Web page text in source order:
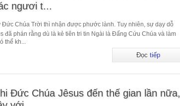
ngươi t...
Đức Chúa Trời thì nhận được phước lành. Tuy nhiên, sự dạy dỗ
đã phán rằng dù là kẻ tiên tri tin Ngài là Đấng Cứu Chúa và làm
thể kh...
Đọc tiếp
Đức Chúa Jêsus đến thế gian lần nữa,